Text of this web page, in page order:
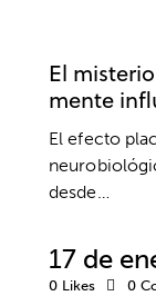
El
mente
El efecto
desde…
17 de
0 Likes 0